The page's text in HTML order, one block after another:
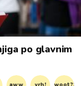
po glavnim